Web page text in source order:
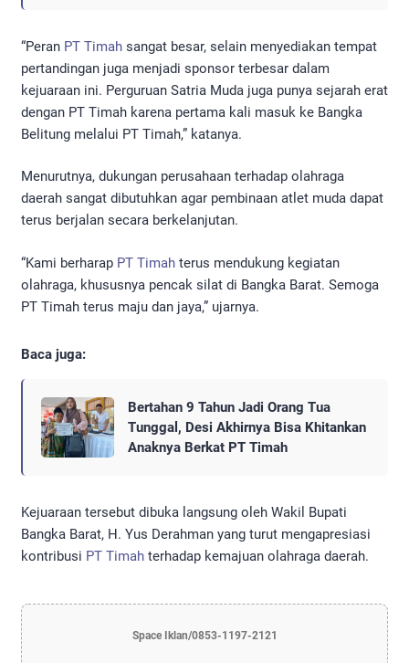
“Peran PT Timah sangat besar, selain menyediakan tempat
pertandingan juga menjadi sponsor terbesar dalam
kejuaraan ini. Perguruan Satria Muda juga punya sejarah erat
dengan PT Timah karena pertama kali masuk ke Bangka
Belitung melalui PT Timah,” katanya.
Menurutnya, dukungan perusahaan terhadap olahraga
daerah sangat dibutuhkan agar pembinaan atlet muda dapat
terus berjalan secara berkelanjutan.
“Kami berharap PT Timah terus mendukung kegiatan
olahraga, khususnya pencak silat di Bangka Barat. Semoga
PT Timah terus maju dan jaya,” ujarnya.
Baca juga:
Bertahan 9 Tahun Jadi Orang Tua
Tunggal, Desi Akhirnya Bisa Khitankan
Anaknya Berkat PT Timah
Kejuaraan tersebut dibuka langsung oleh Wakil Bupati
Bangka Barat, H. Yus Derahman yang turut mengapresiasi
kontribusi PT Timah terhadap kemajuan olahraga daerah.
Space Iklan/0853-1197-2121